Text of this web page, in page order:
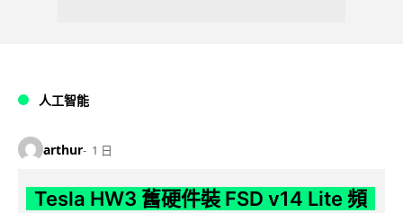
人工智能
arthur 1 日
Tesla HW3 舊硬件裝 FSD v14 Lite 頻